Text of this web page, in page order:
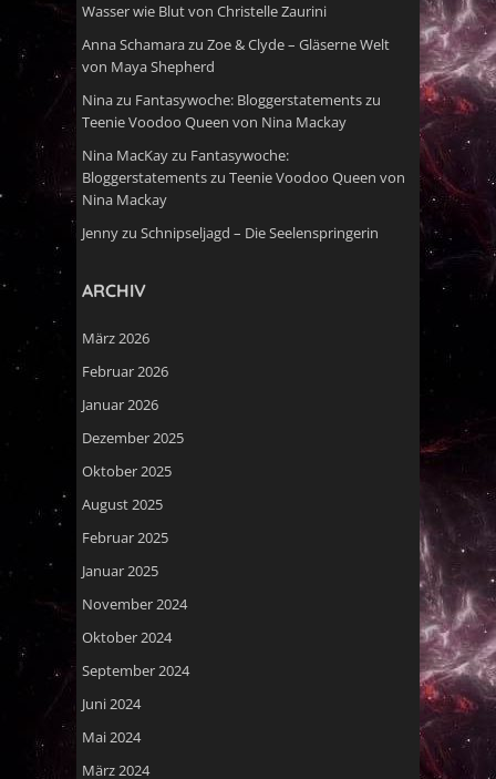
Wasser wie Blut von Christelle Zaurini
Anna Schamarazu Zoe & Clyde – Gläserne Welt
von Maya Shepherd
Ninazu Fantasywoche: Bloggerstatements zu
Teenie Voodoo Queen von Nina Mackay
Nina MacKayzu Fantasywoche:
Bloggerstatements zu Teenie Voodoo Queen von
Nina Mackay
Jennyzu Schnipseljagd – Die Seelenspringerin
ARCHIV
März 2026
Februar 2026
Januar 2026
Dezember 2025
Oktober 2025
August 2025
Februar 2025
Januar 2025
November 2024
Oktober 2024
September 2024
Juni 2024
Mai 2024
März 2024